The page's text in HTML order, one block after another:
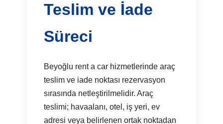
Teslim ve İade
Süreci
Beyoğlu rent a car hizmetlerinde araç
teslim ve iade noktası rezervasyon
sırasında netleştirilmelidir. Araç
teslimi; havaalanı, otel, iş yeri, ev
adresi veya belirlenen ortak noktadan